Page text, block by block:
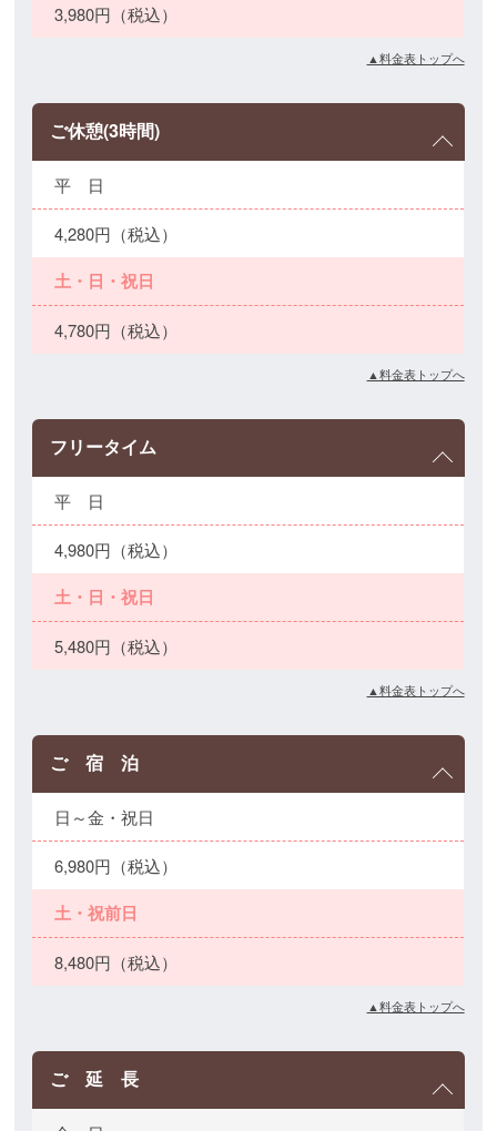
3,980円（税込）
▲料金表トップへ
ご休憩(3時間)
平 日
4,280円（税込）
土・日・祝日
4,780円（税込）
▲料金表トップへ
フリータイム
平 日
4,980円（税込）
土・日・祝日
5,480円（税込）
▲料金表トップへ
ご 宿 泊
日～金・祝日
6,980円（税込）
土・祝前日
8,480円（税込）
▲料金表トップへ
ご 延 長